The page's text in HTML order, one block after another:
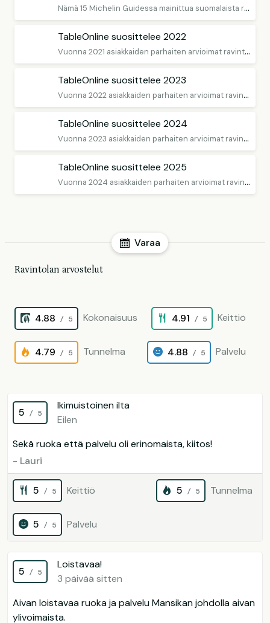
N
ämä 15 Michelin Guidessa mainittua suomalaista ravintolaa löytyvät TableOnlinesta. Varaa pöytä!
TableOnline suosittelee 2022
V
uonna 2021 asiakkaiden parhaiten arvioimat ravintolat
TableOnline suosittelee 2023
V
uonna 2022 asiakkaiden parhaiten arvioimat ravintolat
TableOnline suosittelee 2024
V
uonna 2023 asiakkaiden parhaiten arvioimat ravintolat
TableOnline suosittelee 2025
V
uonna 2024 asiakkaiden parhaiten arvioimat ravintolat
Varaa
Ravintolan arvostelut
4.88 / 5 Kokonaisuus 4.91 / 5 Keittiö
4.79 / 5 Tunnelma 4.88 / 5 Palvelu
5 / 5
Ikimuistoinen ilta
Eilen
Sekä ruoka että palvelu oli erinomaista, kiitos!
- Lauri
5 / 5 Keittiö 5 / 5 Tunnelma
5 / 5 Palvelu
5 / 5
Loistavaa!
3 päivää sitten
Aivan loistavaa ruoka ja palvelu Mansikan johdolla aivan
ylivoimaista.